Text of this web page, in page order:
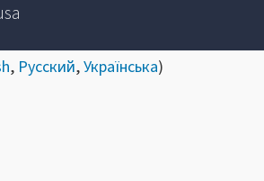
, Русский,Українська)